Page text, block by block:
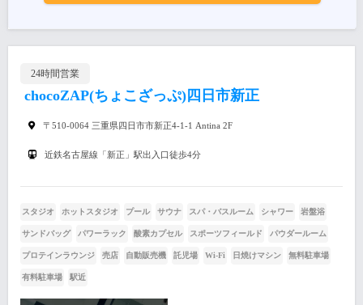
24時間営業
chocoZAP(ちょこざっぷ)四日市新正
〒510-0064 三重県四日市市新正4-1-1 Antina 2F
近鉄名古屋線「新正」駅出入口徒歩4分
スタジオ ホットスタジオ プール サウナ スパ・バスルーム シャワー 岩盤浴
サンドバッグ パワーラック 酸素カプセル スポーツフィールド パウダールーム
プロテインラウンジ 売店 自動販売機 託児場 Wi-Fi 日焼けマシン 無料駐車場
有料駐車場 駅近